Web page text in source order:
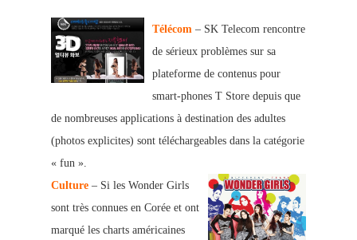
Télécom – SK Telecom rencontre
de sérieux problèmes sur sa
plateforme de contenus pour
smart-phones T Store depuis que
de nombreuses applications à destination des adultes
(photos explicites) sont téléchargeables dans la catégorie
« fun ».
Culture – Si les Wonder Girls
sont très connues en Corée et ont
marqué les charts américaines